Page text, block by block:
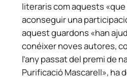
literaris com aquests «que
aconseguir una
aquest guardons «han
conéixer noves autores,
l’any passat del premi de
Purificació Mascarell», ha